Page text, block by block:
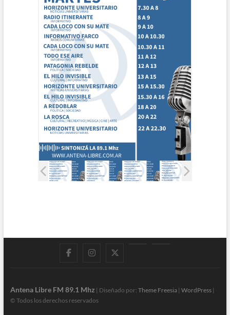
FacebookInstagram
Antena Libre FM 89.1 Mhz | Diseñado por: Theme Freesia| WordPress|
© Todos los derechos reservados